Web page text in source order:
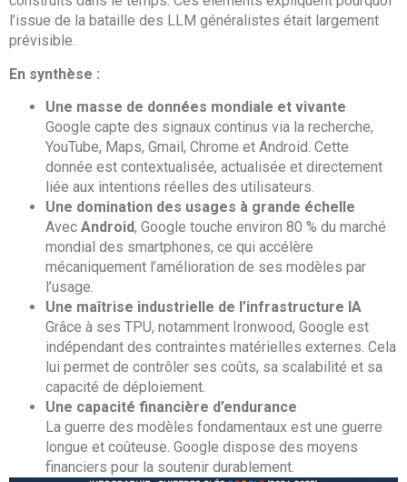
l’issue de la bataille des LLM généralistes était largement
prévisible.
En synthèse :
Une masse de données mondiale et vivante
Google capte des signaux continus via la recherche,
YouTube, Maps, Gmail, Chrome et Android. Cette
donnée est contextualisée, actualisée et directement
liée aux intentions réelles des utilisateurs.
Une domination des usages à grande échelle
Avec Android, Google touche environ 80 % du marché
mondial des smartphones, ce qui accélère
mécaniquement l’amélioration de ses modèles par
l’usage.
Une maîtrise industrielle de l’infrastructure IA
Grâce à ses TPU, notamment Ironwood, Google est
indépendant des contraintes matérielles externes. Cela
lui permet de contrôler ses coûts, sa scalabilité et sa
capacité de déploiement.
Une capacité financière d’endurance
La guerre des modèles fondamentaux est une guerre
longue et coûteuse. Google dispose des moyens
financiers pour la soutenir durablement.